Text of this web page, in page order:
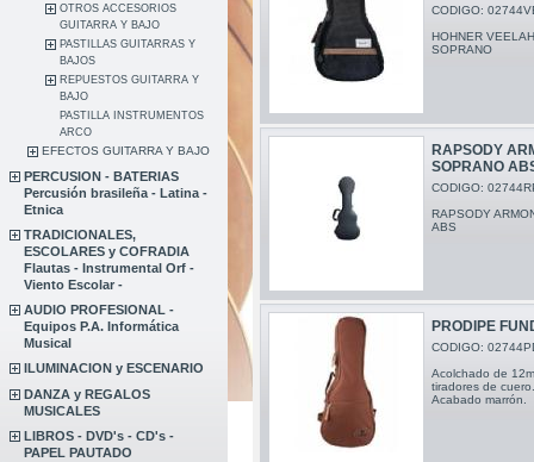
OTROS ACCESORIOS
GUITARRA Y BAJO
PASTILLAS GUITARRAS Y
BAJOS
REPUESTOS GUITARRA Y
BAJO
PASTILLA INSTRUMENTOS
ARCO
EFECTOS GUITARRA Y BAJO
PERCUSION - BATERIAS
Percusión brasileña - Latina -
Etnica
TRADICIONALES,
ESCOLARES y COFRADIA
Flautas - Instrumental Orf -
Viento Escolar -
AUDIO PROFESIONAL -
Equipos P.A. Informática
Musical
ILUMINACION y ESCENARIO
DANZA y REGALOS
MUSICALES
LIBROS - DVD's - CD's -
PAPEL PAUTADO
CODIGO:
HOHNER
SOPRANO
RAPSODY
SOPRANO
CODIGO:
RAPSODY
ABS
PRODIPE
CODIGO:
Acolchado de
tiradores de
Acabado marrón.